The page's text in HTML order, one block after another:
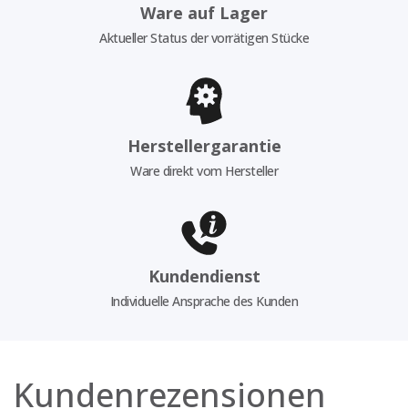
Ware auf Lager
Aktueller Status der vorrätigen Stücke
Herstellergarantie
Ware direkt vom Hersteller
Kundendienst
Individuelle Ansprache des Kunden
Kundenrezensionen